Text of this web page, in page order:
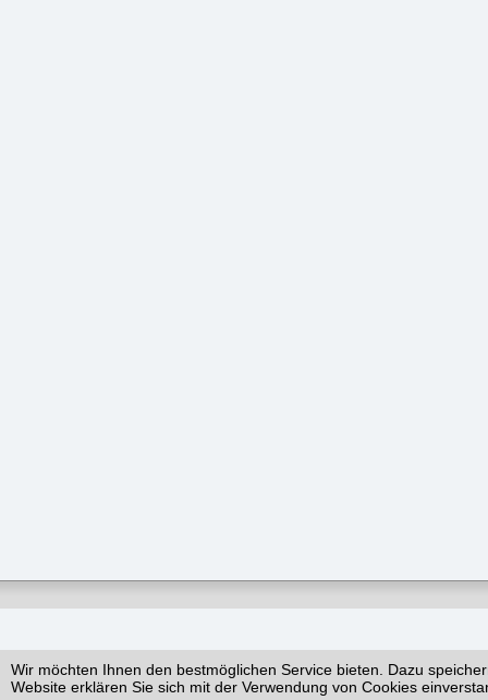
Wir möchten Ihnen den bestmöglichen Service bieten. Dazu
Website erklären Sie sich mit der Verwendung von Cookies